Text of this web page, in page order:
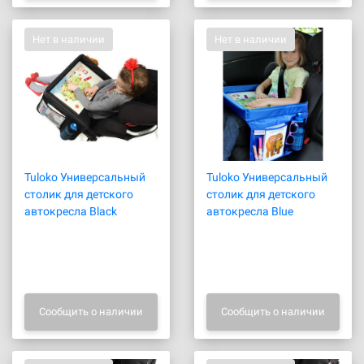
Нет в наличии
Tuloko Универсальный
столик для детского
автокресла Black
Сообщить о наличии
Нет в наличии
Tuloko Универсальный
столик для детского
автокресла Blue
Сообщить о наличии